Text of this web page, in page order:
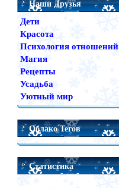
Наши Друзья
Дети
Красота
Психология отношений
Магия
Рецепты
Усадьба
Уютный мир
Облако Тегов
Статистика